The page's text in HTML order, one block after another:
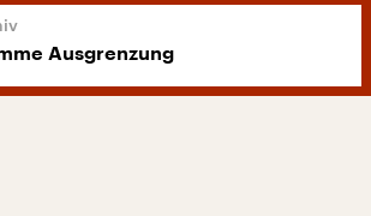
Ausgrenzung